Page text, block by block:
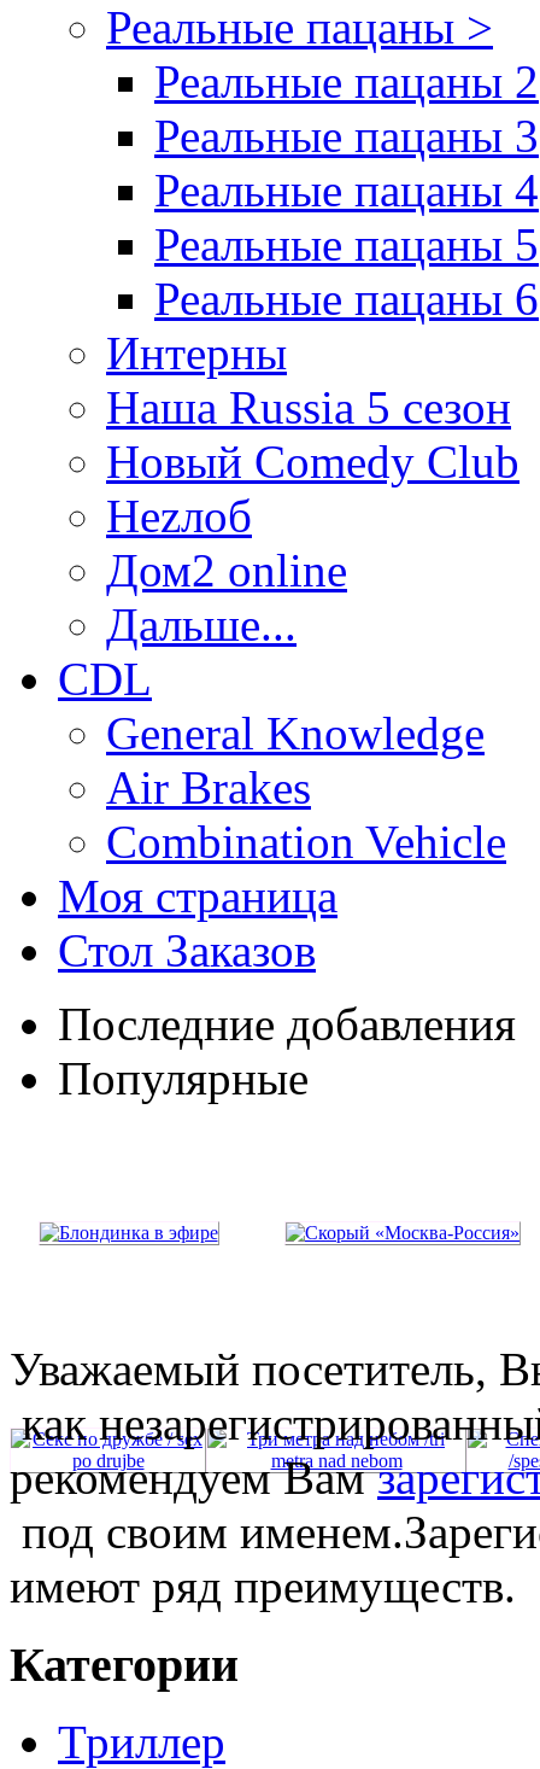
Реальные пацаны >
Реальные пацаны 2
Реальные пацаны 3
Реальные пацаны 4
Реальные пацаны 5
Реальные пацаны 6
Интерны
Наша Russia 5 сезон
Новый Comedy Club
Неzлоб
Дом2 online
Дальше...
CDL
General Knowledge
Air Brakes
Combination Vehicle
Моя страница
Стол Заказов
Последние добавления
Популярные
Уважаемый посетитель,
как
рекомендуем Вам
под своим
имеют ряд преимуществ.
Категории
Триллер